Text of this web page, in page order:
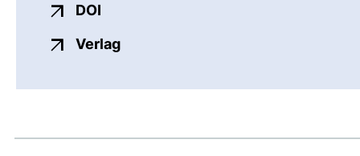
DOI
Verlagexterner Link, öffnet neues